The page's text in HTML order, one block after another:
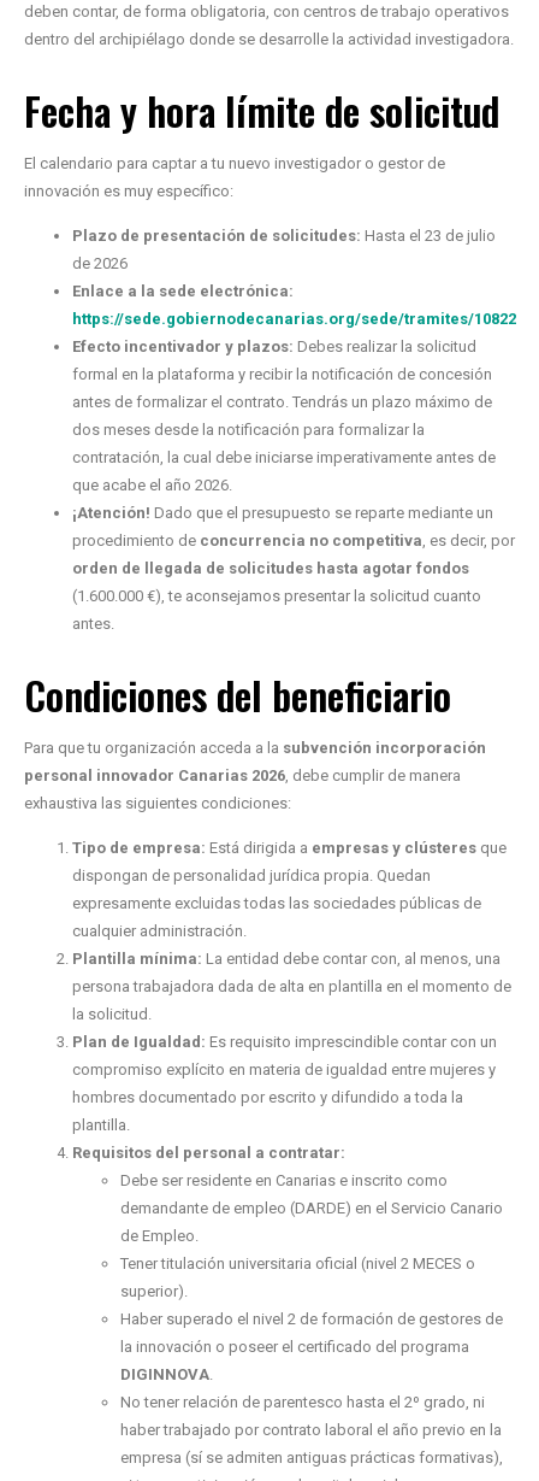
deben contar, de forma obligatoria, con centros de trabajo operativos
dentro del archipiélago donde se desarrolle la actividad investigadora.
Fecha y hora límite de solicitud
El calendario para captar a tu nuevo investigador o gestor de
innovación es muy específico:
Plazo de presentación de solicitudes: Hasta el 23 de julio
de 2026
Enlace a la sede electrónica:
https://sede.gobiernodecanarias.org/sede/tramites/10822
Efecto incentivador y plazos: Debes realizar la solicitud
formal en la plataforma y recibir la notificación de concesión
antes de formalizar el contrato. Tendrás un plazo máximo de
dos meses desde la notificación para formalizar la
contratación, la cual debe iniciarse imperativamente antes de
que acabe el año 2026.
¡Atención! Dado que el presupuesto se reparte mediante un
procedimiento de concurrencia no competitiva , es decir, por
orden de llegada de solicitudes hasta agotar fondos
(1.600.000 €), te aconsejamos presentar la solicitud cuanto
antes.
Condiciones del beneficiario
Para que tu organización acceda a la subvención incorporación
personal innovador Canarias 2026 , debe cumplir de manera
exhaustiva las siguientes condiciones:
Tipo de empresa: Está dirigida a empresas y clústeres que
dispongan de personalidad jurídica propia. Quedan
expresamente excluidas todas las sociedades públicas de
cualquier administración.
Plantilla mínima: La entidad debe contar con, al menos, una
persona trabajadora dada de alta en plantilla en el momento de
la solicitud.
Plan de Igualdad: Es requisito imprescindible contar con un
compromiso explícito en materia de igualdad entre mujeres y
hombres documentado por escrito y difundido a toda la
plantilla.
Requisitos del personal a contratar:
Debe ser residente en Canarias e inscrito como
demandante de empleo (DARDE) en el Servicio Canario
de Empleo.
Tener titulación universitaria oficial (nivel 2 MECES o
superior).
Haber superado el nivel 2 de formación de gestores de
la innovación o poseer el certificado del programa
DIGINNOVA
No tener relación de parentesco hasta el 2º grado, ni
haber trabajado por contrato laboral el año previo en la
empresa (sí se admiten antiguas prácticas formativas),